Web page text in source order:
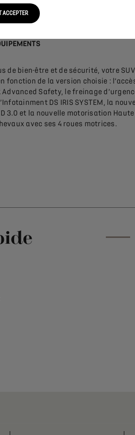
de bien-être et de sécurité, votre SUV
fonction de la version choisie :
Safety, le freinage
DS IRIS SYSTEM, la
3.0 et la nouvelle motorisation Haute
avec ses 4 roues motrices.
ACCEPTER